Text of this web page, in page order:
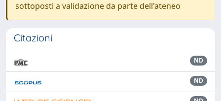
sottoposti a validazione da parte dell'ateneo
Citazioni
ND
ND